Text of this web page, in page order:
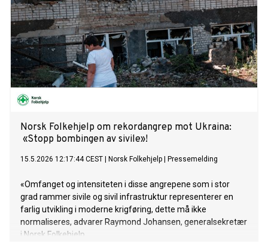
Norsk Folkehjelp om rekordangrep mot Ukraina:
«Stopp bombingen av sivile»!
15.5.2026 12:17:44 CEST Norsk Folkehjelp Pressemelding
«Omfanget og intensiteten i disse angrepene som i stor
grad rammer sivile og sivil infrastruktur representerer en
farlig utvikling i moderne krigføring, dette må ikke
normaliseres, advarer Raymond Johansen, generalsekretær
i Norsk Folkehjelp.